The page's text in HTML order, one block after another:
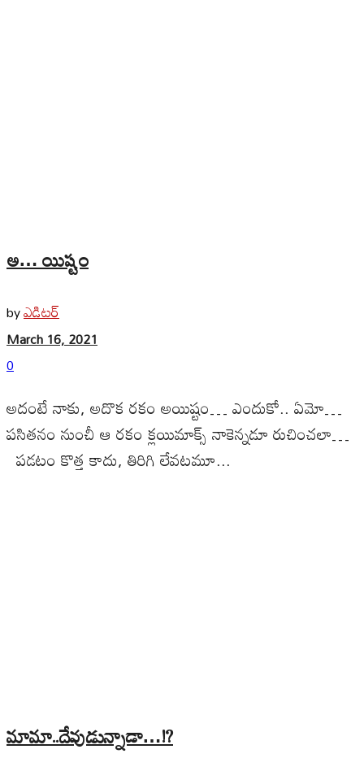
అ… యిష్టం
byఎడిటర్
March 16, 2021
0
అదంటే నాకు, అదొక రకం అయిష్టం… ఎందుకో.. ఏమో…
పసితనం నుంచీ ఆ రకం క్లయిమాక్స్ నాకెన్నడూ రుచించలా…
పడటం కొత్త కాదు, తిరిగి లేవటమూ...
మామా..దేవుడున్నాడా…!?